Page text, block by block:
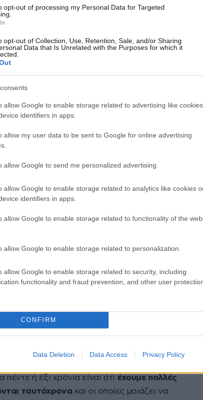
opt-out of processing my Personal Data for Targeted
opt-out of Collection, Use, Retention, Sale, and/or Sharing
Data that Is Unrelated with the Purposes for which it
allow Google to enable storage related to advertising like
identifiers in apps.
allow my user data to be sent to Google for online advertising
allow Google to send me personalized advertising.
allow Google to enable storage related to analytics like cookies
identifiers in apps.
allow Google to enable storage related to functionality of the
allow Google to enable storage related to personalization.
allow Google to enable storage related to security, including
functionality and fraud prevention, and other user
CONFIRM
Data Deletion Data Access Privacy Policy
στον εμφύλιο που μαίνεται στο Σουδάν
όπου εκτιμάται ότι η πολιορκία και οι
ελ Φάσερ προκάλεσαν τον θάνατο περίπου
μόνο το 2021 και το 1994 είχαν καταγραφεί
στο Τιγκράι της Αιθιοπίας και της
που μαίνονται
ή έξι χρόνια είναι ότι έχουμε πολλές
ταυτόχρονα και οι οποίες μοιάζει να